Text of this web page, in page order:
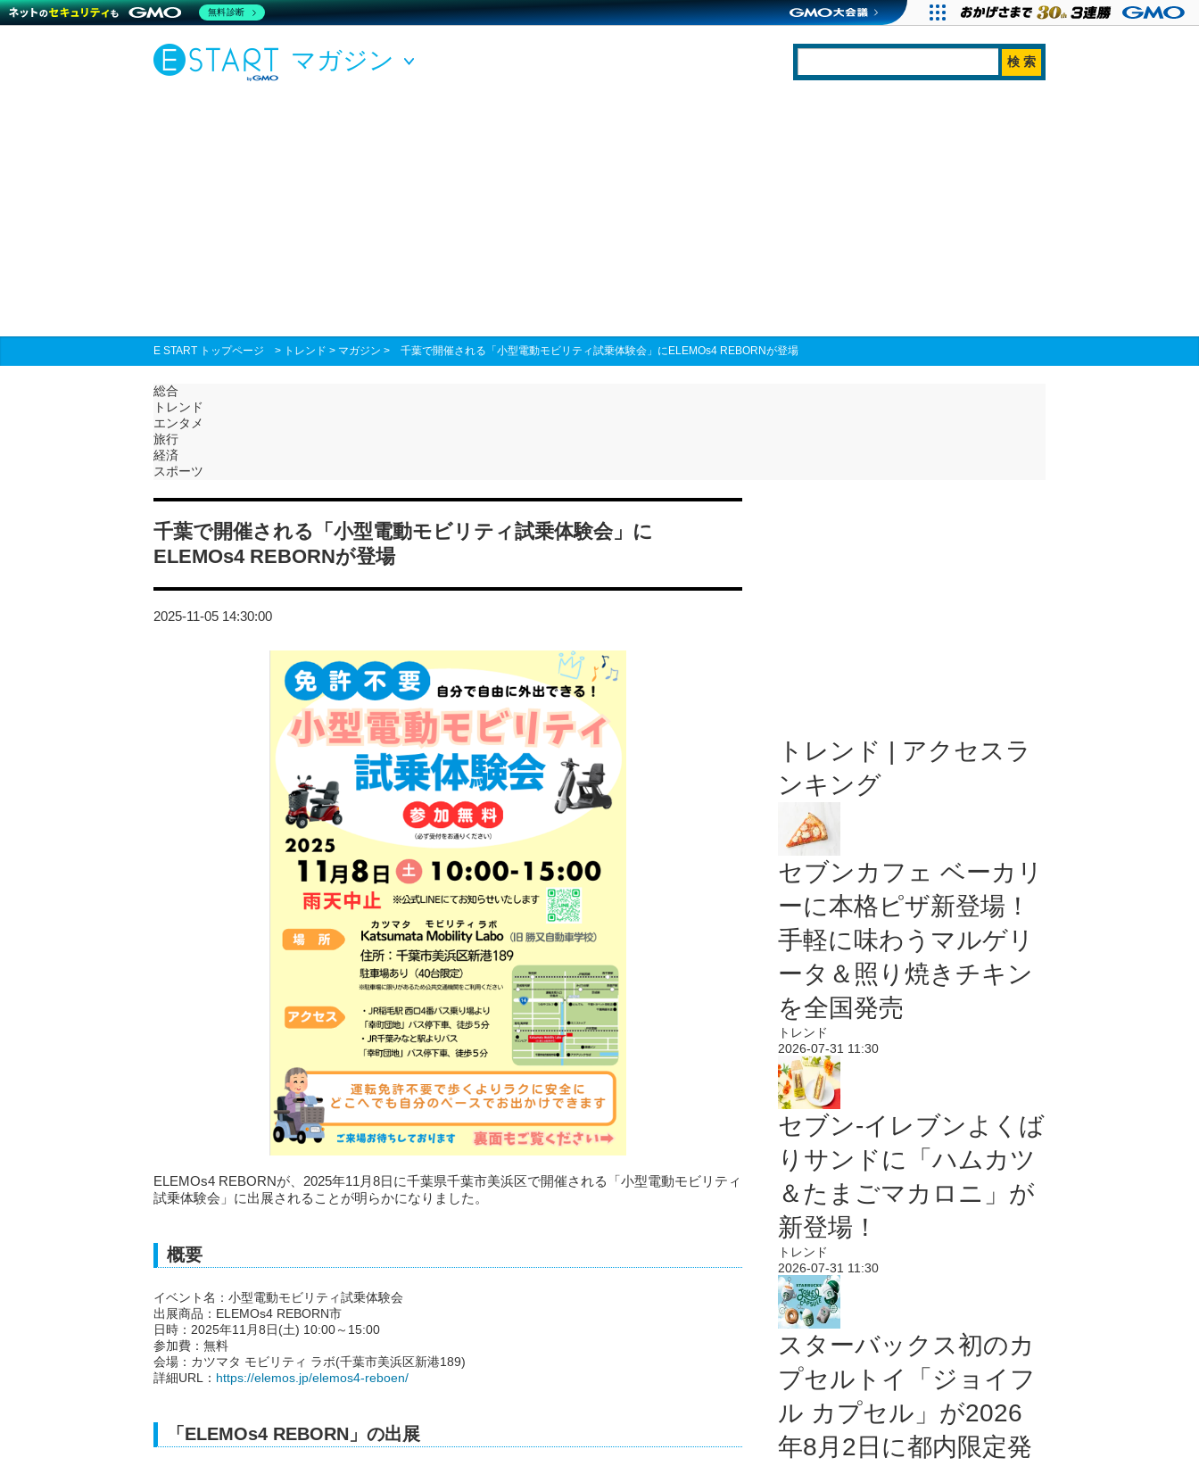
マガジン
E START トップページ > トレンド > マガジン > 千葉で開催される「小型電動モビリティ試乗体験会」にELEMOs4 REBORNが登場
総合
トレンド
エンタメ
旅行
経済
スポーツ
千葉で開催される「小型電動モビリティ試乗体験会」に
ELEMOs4 REBORNが登場
2025-11-05 14:30:00
ELEMOs4 REBORNが、2025年11月8日に千葉県千葉市美浜区で開催される「小型電動モビリティ
試乗体験会」に出展されることが明らかになりました。
概要
イベント名：小型電動モビリティ試乗体験会
出展商品：ELEMOs4 REBORN市
日時：2025年11月8日(土) 10:00～15:00
参加費：無料
会場：カツマタ モビリティ ラボ(千葉市美浜区新港189)
詳細URL： https://elemos.jp/elemos4-reboen/
「ELEMOs4 REBORN」の出展
トレンド | アクセスラ
ンキング
セブンカフェ ベーカリ
ーに本格ピザ新登場！
手軽に味わうマルゲリ
ータ＆照り焼きチキン
を全国発売
トレンド
2026-07-31 11:30
セブン‐イレブンよくば
りサンドに「ハムカツ
＆たまごマカロニ」が
新登場！
トレンド
2026-07-31 11:30
スターバックス初のカ
プセルトイ「ジョイフ
ル カプセル」が2026
年8月2日に都内限定発
無料診断